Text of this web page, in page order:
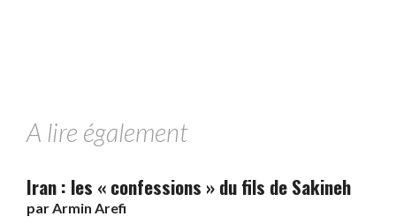
A lire également
Iran : les « confessions » du fils de Sakineh
parArmin Arefi